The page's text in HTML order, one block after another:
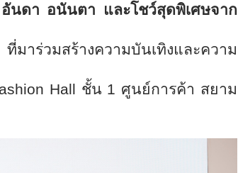
ดา อนันตา และโชว์สุดพิเศษจาก
ที่มาร่วมสร้างความบันเทิงและความ
Hall ชั้น 1 ศูนย์การค้า สยาม